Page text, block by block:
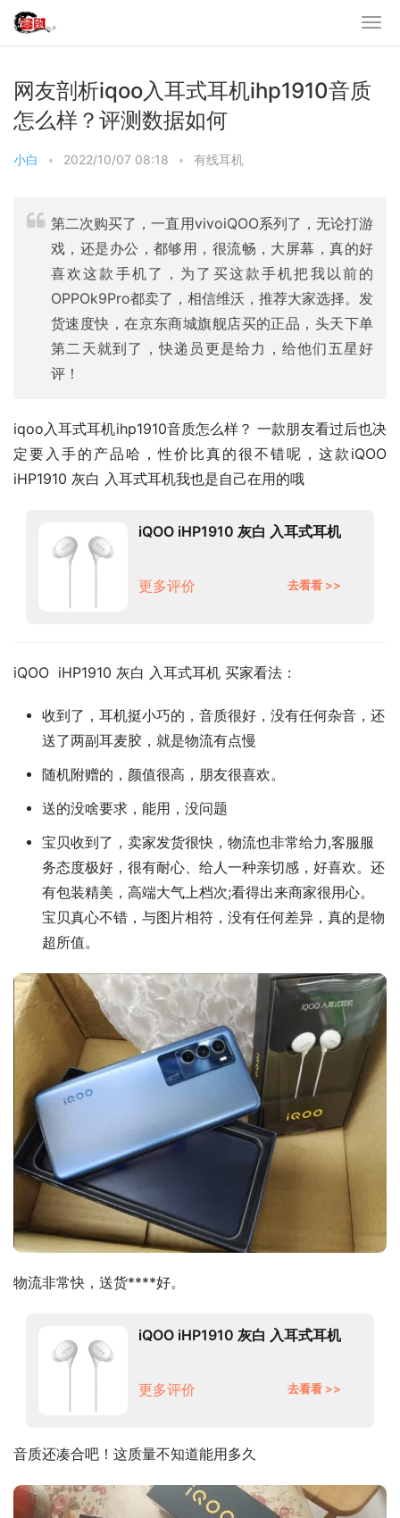
网友剖析iqoo入耳式耳机ihp1910音质
怎么样？评测数据如何
小白 • 2022/10/07 08:18 • 有线耳机
第二次购买了，一直用vivoiQOO系列了，无论打游
戏，还是办公，都够用，很流畅，大屏幕，真的好
喜欢这款手机了，为了买这款手机把我以前的
OPPOk9Pro都卖了，相信维沃，推荐大家选择。发
货速度快，在京东商城旗舰店买的正品，头天下单
第二天就到了，快递员更是给力，给他们五星好
评！
iqoo入耳式耳机ihp1910音质怎么样？ 一款朋友看过后也决
定要入手的产品哈，性价比真的很不错呢，这款iQOO
iHP1910 灰白 入耳式耳机我也是自己在用的哦
iQOO iHP1910 灰白 入耳式耳机
更多评价 去看看 >>
iQOO  iHP1910 灰白 入耳式耳机 买家看法：
收到了，耳机挺小巧的，音质很好，没有任何杂音，还
送了两副耳麦胶，就是物流有点慢
随机附赠的，颜值很高，朋友很喜欢。
送的没啥要求，能用，没问题
宝贝收到了，卖家发货很快，物流也非常给力,客服服
务态度极好，很有耐心、给人一种亲切感，好喜欢。还
有包装精美，高端大气上档次;看得出来商家很用心。
宝贝真心不错，与图片相符，没有任何差异，真的是物
超所值。
物流非常快，送货****好。
iQOO iHP1910 灰白 入耳式耳机
更多评价 去看看 >>
音质还凑合吧！这质量不知道能用多久